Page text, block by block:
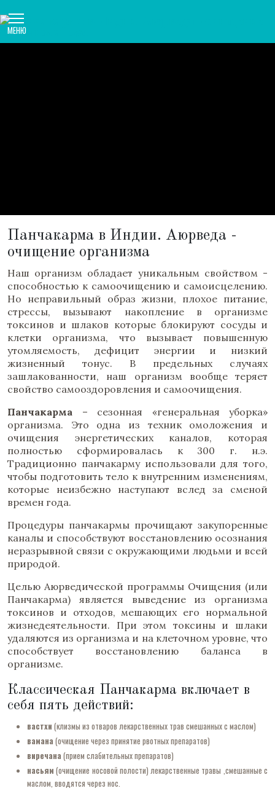
МЕНЮ
Панчакарма в Индии. Аюрведа -
очищение организма
Наш организм обладает уникальным свойством -
способностью к самоочищению и самоисцелению.
Но неправильный образ жизни, плохое питание,
стрессы, вызывают накопление в организме
токсинов и шлаков которые блокируют сосуды и
клетки организма, что вызывает повышенную
утомляемость, дефицит энергии и низкий
жизненный тонус. В предельных случаях
зашлакованности, наш организм вообще теряет
свойство самооздоровления и самоочищения.
Панчакарма – сезонная «генеральная уборка»
организма. Это одна из техник омоложения и
очищения энергетических каналов, которая
полностью сформировалась к 300 г. н.э.
Традиционно панчакарму использовали для того,
чтобы подготовить тело к внутренним изменениям,
которые неизбежно наступают вслед за сменой
времен года.
Процедуры панчакармы прочищают закупоренные
каналы и способствуют восстановлению осознания
неразрывной связи с окружающими людьми и всей
природой.
Целью Аюрведической программы Очищения (или
Панчакарма) является выведение из организма
токсинов и отходов, мешающих его нормальной
жизнедеятельности. При этом токсины и шлаки
удаляются из организма и на клеточном уровне, что
способствует восстановлению баланса в
организме.
Классическая Панчакарма включает в
себя пять действий:
вастхи (клизмы из отваров лекарственных трав смешанных с маслом)
вамана (очищение через принятие рвотных препаратов)
виречана (прием слабительных препаратов)
насьям (очищение носовой полости) лекарственные травы ,смешанные с
маслом, вводятся через нос.